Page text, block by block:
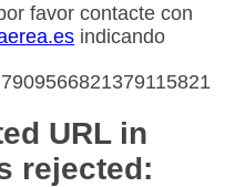
favor contacte con
indicando
URL in
rejected: